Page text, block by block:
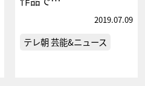
2019.07.09
テレ朝 芸能&ニュース